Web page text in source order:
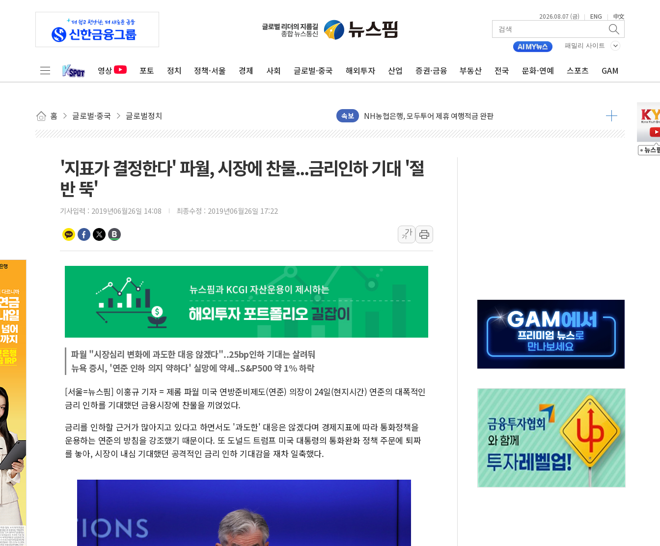
2026.08.07 (금) | ENG | 中文
패밀리 사이트
영상 포토 정치 정책·서울 경제 사회 글로벌·중국 해외투자 산업 증권·금융 부동산 전국 문화·연예 스포츠 GAM
홈 글로벌·중국 글로벌정치 속보
전남광주 화정역 인근 도로 4중 추돌…1명 심정지·5명 부상
청도 문수리 야산서 산불 진화 중...진화헬기 3대 투입
헥토이노베이션, 상반기 매출 첫 2000억원 돌파
민병덕 "오늘 67개 점포 영업 재개...장바구니에 홈플러스 담아달라" 호소
하나금융이 쏘아 올린 CIFO, 금융지주 포용금융 조직개편 신호탄
코스피·코스닥 오전 동반 하락…내린 종목이 두 배 넘어
'입추'인데 연일 찜통더위…김성환 기후부 장관 "예측범위 벗어나도 즉시대응"
장동혁 "규제와 대출 풀고 재개발·재건축 촉진하는 것이 부동산 정상화"
[속보] 종합특검, '尹 관저 이전 감사 무마' 유병호 감사위원 구속 기소
AI에 승부 건 네이버…내년 AI 팩토리 매출 본격화
日, 4~6월 105조원 환시 개입...4월 말 '56조원' 사상 최대
경찰, '300억대 사기 혐의' 차가원 대표 구속 송치
'지표가 결정한다' 파월, 시장에 찬물...금리인하 기대 '절
반 뚝'
기사입력 : 2019년06월26일 14:08 최종수정 : 2019년06월26일 17:22
가
가
파월 "시장심리 변화에 과도한 대응 않겠다"..25bp인하 기대는 살려둬
뉴욕 증시, '연준 인하 의지 약하다' 실망에 약세..S&P500 약 1% 하락
[서울=뉴스핌] 이홍규 기자 = 제롬 파월 미국 연방준비제도(연준) 의장이 24일(현지시간) 연준의 대폭적인
금리 인하를 기대했던 금융시장에 찬물을 끼얹었다.
금리를 인하할 근거가 많아지고 있다고 하면서도 '과도한' 대응은 않겠다며 경제지표에 따라 통화정책을
운용하는 연준의 방침을 강조했기 때문이다. 또 도널드 트럼프 미국 대통령의 통화완화 정책 주문에 퇴짜
를 놓아, 시장이 내심 기대했던 공격적인 금리 인하 기대감을 재차 일축했다.